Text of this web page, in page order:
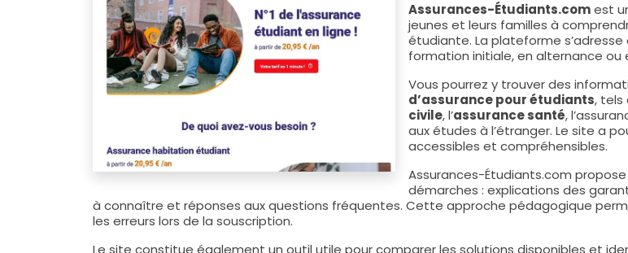
Assurances-Étudiants.comest
jeunes et leurs familles à
étudiante. La plateforme
formation initiale, en alternance ou
Vous pourrez y trouver des
d’assurance pour étudiants, tels
civile, l’assurance santé,
aux études à l’étranger. Le site a
accessibles et compréhensibles.
Assurances-Étudiants.com
démarches : explications des
à connaître et réponses aux questions fréquentes. Cette approche pédagogique
les erreurs lors de la souscription.
Le site constitue également un outil utile pour comparer les solutions disponibles et